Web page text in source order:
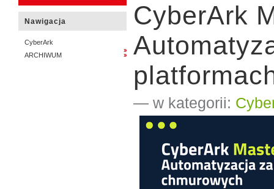
Nawigacja
CyberArk
ARCHIWUM
CyberArk
— w kategorii: